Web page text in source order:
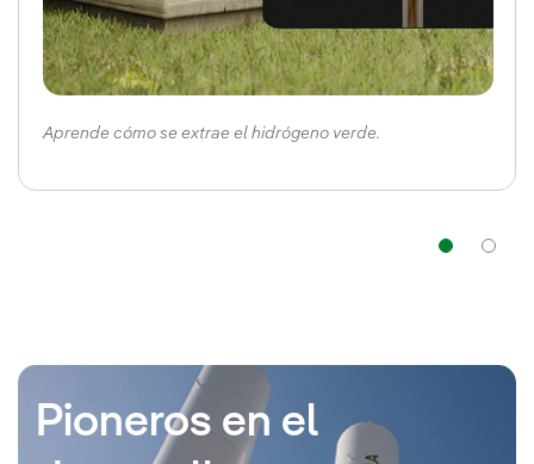
Aprende cómo se extrae el hidrógeno verde.
Pioneros en el